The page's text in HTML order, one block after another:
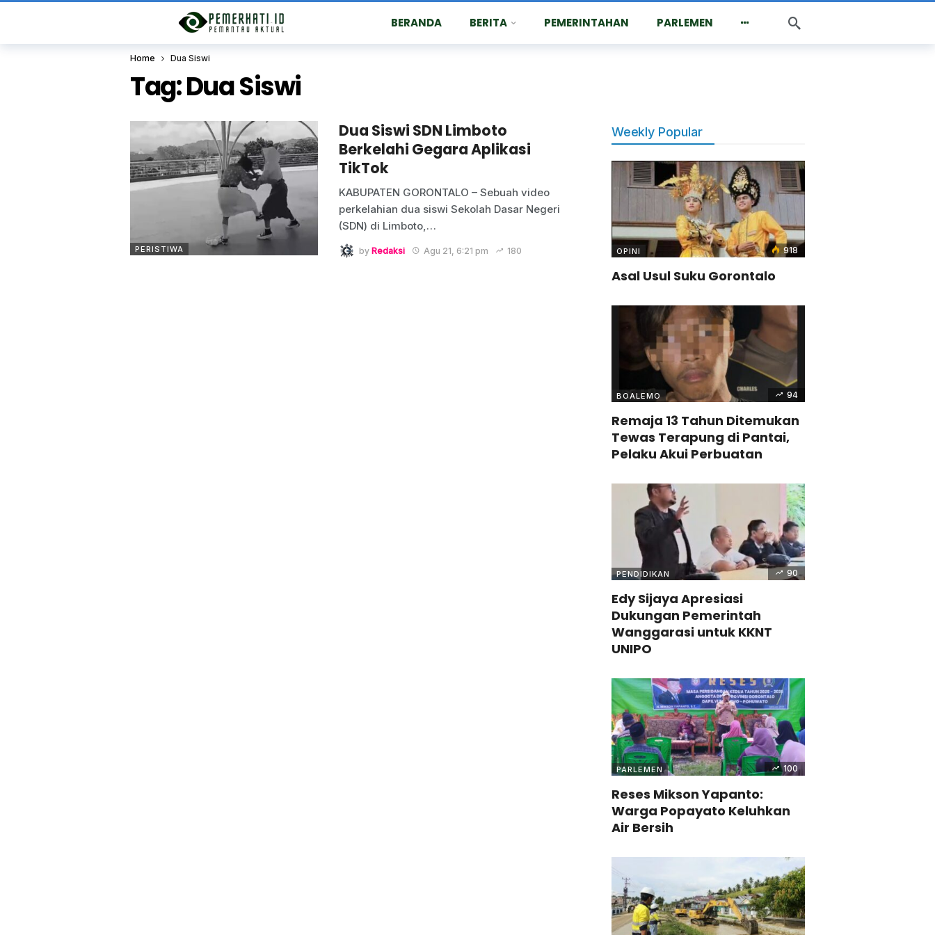
BERANDA BERITA PEMERINTAHAN PARLEMEN
Home Dua Siswi
Tag:Dua Siswi
PERISTIWA
Dua Siswi SDN Limboto
Berkelahi Gegara Aplikasi
TikTok
KABUPATEN GORONTALO – Sebuah video
perkelahian dua siswi Sekolah Dasar Negeri
(SDN) di Limboto,…
by Redaksi Agu 21, 6:21 pm 180
Weekly Popular
OPINI 918
Asal Usul Suku Gorontalo
BOALEMO 94
Remaja 13 Tahun Ditemukan
Tewas Terapung di Pantai,
Pelaku Akui Perbuatan
PENDIDIKAN 90
Edy Sijaya Apresiasi
Dukungan Pemerintah
Wanggarasi untuk KKNT
UNIPO
PARLEMEN 100
Reses Mikson Yapanto:
Warga Popayato Keluhkan
Air Bersih